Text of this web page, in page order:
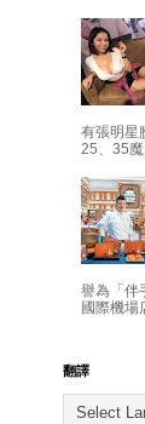
有張明星
25、35
譽為「伴
國際機場
翻譯